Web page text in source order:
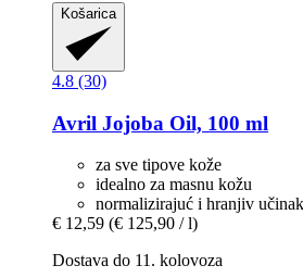
Košarica
4.8 (30)
Avril Jojoba Oil, 100 ml
za sve tipove kože
idealno za masnu kožu
normalizirajuć i hranjiv učinak
€ 12,59 (€ 125,90 / l)
Dostava do 11. kolovoza